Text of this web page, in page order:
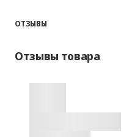
ОТЗЫВЫ
Отзывы товара